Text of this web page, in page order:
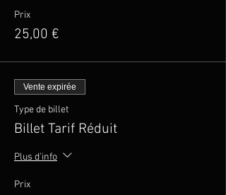
Prix
25,00 €
Vente expirée
Type de billet
Billet Tarif Réduit
Plus d'info
Prix